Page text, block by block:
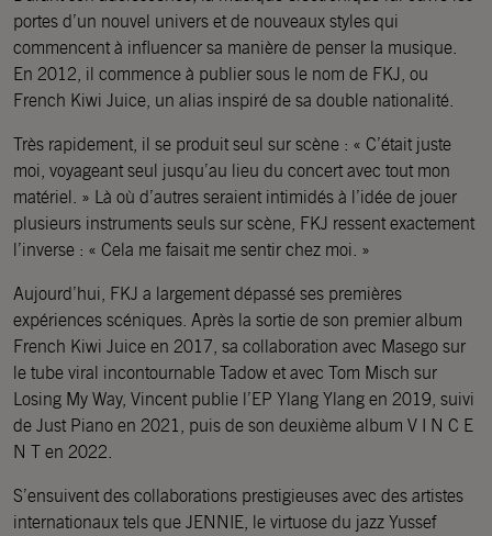
portes d’un nouvel univers et de nouveaux styles qui
commencent à influencer sa manière de penser la musique.
En 2012, il commence à publier sous le nom de FKJ, ou
French Kiwi Juice, un alias inspiré de sa double nationalité.
Très rapidement, il se produit seul sur scène : « C’était juste
moi, voyageant seul jusqu’au lieu du concert avec tout mon
matériel. » Là où d’autres seraient intimidés à l’idée de jouer
plusieurs instruments seuls sur scène, FKJ ressent exactement
l’inverse : « Cela me faisait me sentir chez moi. »
Aujourd’hui, FKJ a largement dépassé ses premières
expériences scéniques. Après la sortie de son premier album
French Kiwi Juice en 2017, sa collaboration avec Masego sur
le tube viral incontournable Tadow et avec Tom Misch sur
Losing My Way, Vincent publie l’EP Ylang Ylang en 2019, suivi
de Just Piano en 2021, puis de son deuxième album V I N C E
N T en 2022.
S’ensuivent des collaborations prestigieuses avec des artistes
internationaux tels que JENNIE, le virtuose du jazz Yussef